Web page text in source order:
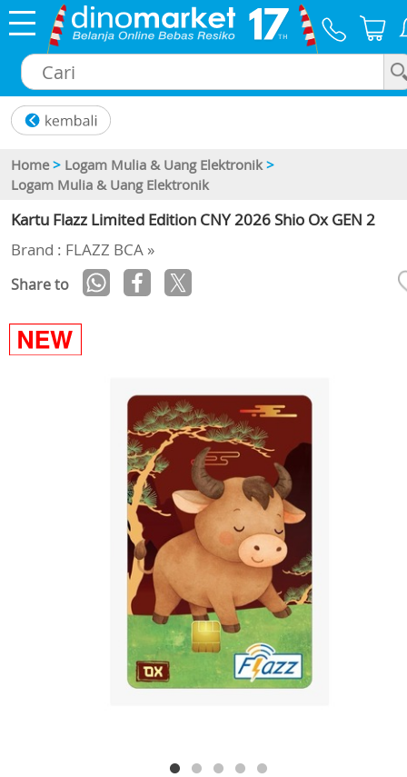
Home > Logam Mulia & Uang Elektronik >
Logam Mulia & Uang Elektronik
Kartu Flazz Limited Edition CNY 2026 Shio Ox GEN 2
Brand : FLAZZ BCA »
Share to